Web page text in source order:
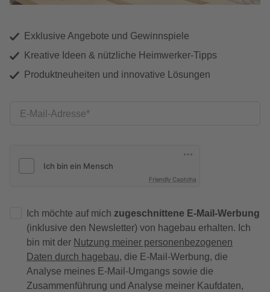
Exklusive Angebote und Gewinnspiele
Kreative Ideen & nützliche Heimwerker-Tipps
Produktneuheiten und innovative Lösungen
E-Mail-Adresse
Friendly Captcha
Ich möchte auf mich zugeschnittene E-Mail-Werbung
(inklusive den Newsletter) von hagebau erhalten. Ich
bin mit der Nutzung meiner personenbezogenen
Daten durch hagebau, die E-Mail-Werbung, die
Analyse meines E-Mail-Umgangs sowie die
Zusammenführung und Analyse meiner Kaufdaten,